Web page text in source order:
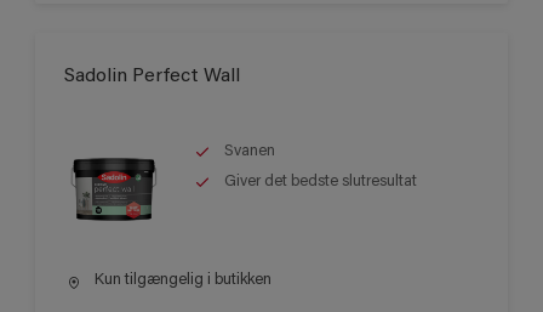
Sadolin Perfect Wall
Svanen
Giver det bedste slutresultat
Kun tilgængelig i butikken